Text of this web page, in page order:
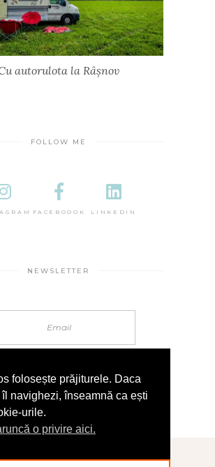
autorulota la Râșnov
FOLLOW ME
FACEBOOOK LINKEDIN
NEWSLETTER
© 2025 În Sandale
folosește prăjiturele. Daca
navighezi, înseamnă ca ești
urile.
o privire aici.